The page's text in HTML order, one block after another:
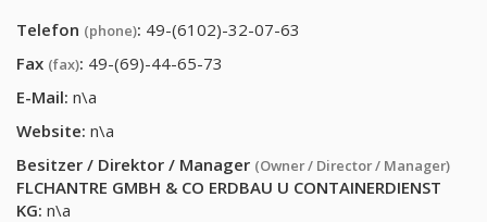
Telefon (phone): 49-(6102)-32-07-63
Fax (fax): 49-(69)-44-65-73
E-Mail: n\a
Website: n\a
Besitzer / Direktor / Manager (Owner / Director / Manager)
FLCHANTRE GMBH & CO ERDBAU U CONTAINERDIENST
KG: n\a